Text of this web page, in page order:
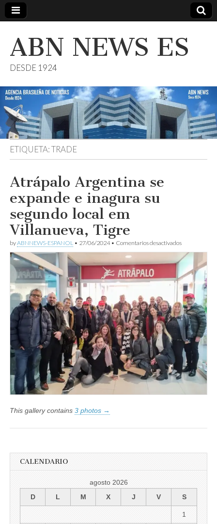
ABN NEWS ES
DESDE 1924
ETIQUETA:TRADE
Atrápalo Argentina se
expande e inagura su
segundo local em
Villanueva, Tigre
byABNNEWS-ESPANOL • 27/06/2024• Comentarios desactivadosen
Argentina
expande
e
inagura
su
segundo
local
em
Villanueva,
Tigre
This gallery contains 3 photos →
CALENDARIO
agosto 2026
D
L M X J V S
1